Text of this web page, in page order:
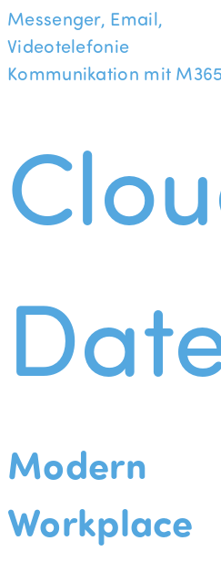
Messenger, Email,
Videotelefonie
Kommunikation mit M365
Modern
Workplace